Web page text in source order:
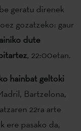
geratu direnek
gozatzeko: gaur
dute
, 22:00etan.
hainbat geltoki
Bartzelona,
22ra arte
ere pasako da,